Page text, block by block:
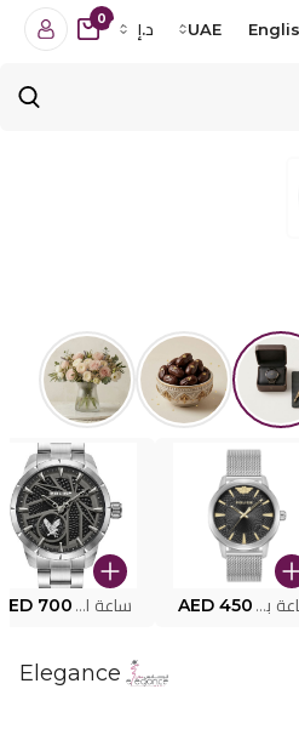
UAE د.إ
0
ساعة بوليس للرجال PEWJG0005002 AED 450 ساعة البوليس PEWJG2227302 700
Elegance